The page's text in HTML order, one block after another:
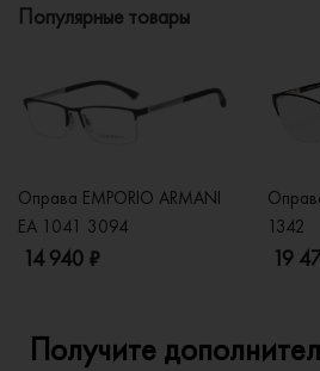
Популярные товары
Оправа EMPORIO ARMANI
EA 1041 3094
14 940 ₽
1342
19
Получите